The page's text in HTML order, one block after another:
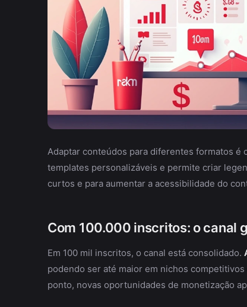
Adaptar conteúdos para diferentes formatos é
templates personalizáveis e permite criar
curtos e para aumentar a acessibilidade do
Com 100.000 inscritos: o canal
Em 100 mil inscritos, o canal está consolidado.
podendo ser até maior em nichos
ponto, novas oportunidades de monetização